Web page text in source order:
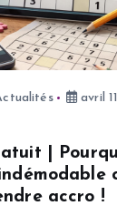
avril
|
accro !